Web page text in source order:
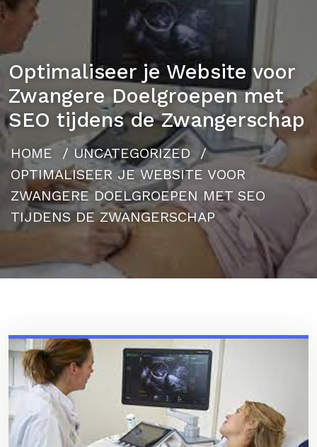
Optimaliseer je Website voor
Zwangere Doelgroepen met
SEO tijdens de Zwangerschap
HOME / UNCATEGORIZED /
OPTIMALISEER JE WEBSITE VOOR
ZWANGERE DOELGROEPEN MET SEO
TIJDENS DE ZWANGERSCHAP